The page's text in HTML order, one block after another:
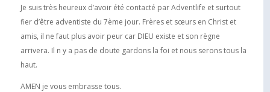
Je suis très heureux d’avoir été contacté par Adventlife et surtout
fier d’être adventiste du 7ème jour. Frères et sœurs en Christ et
amis, il ne faut plus avoir peur car DIEU existe et son règne
arrivera. Il n y a pas de doute gardons la foi et nous serons tous la
haut.
AMEN je vous embrasse tous.